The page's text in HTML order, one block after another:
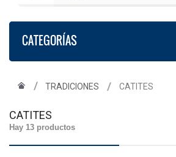
CATEGORÍAS
TRADICIONES CATITES
CATITES
Hay 13 productos